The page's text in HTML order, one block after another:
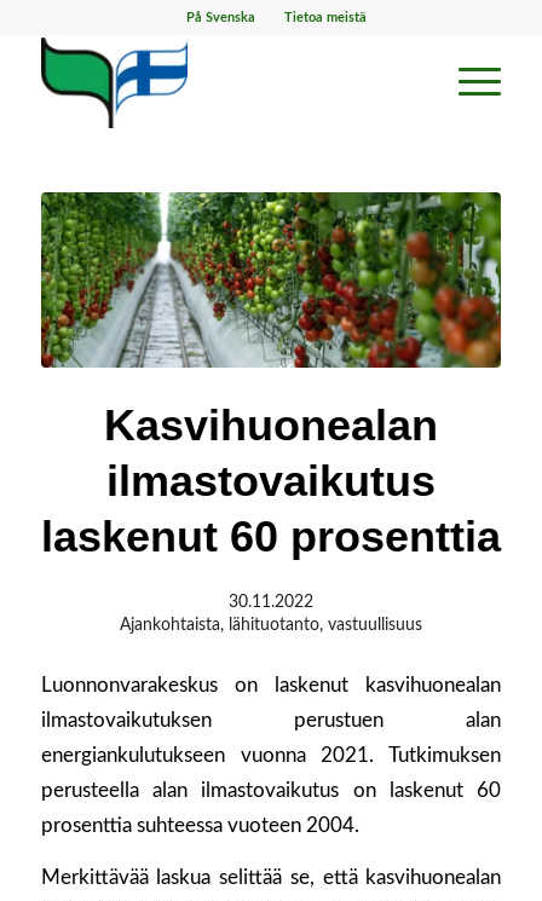
På Svenska Tietoa meistä
Kasvihuonealan
ilmastovaikutus
laskenut 60 prosenttia
30.11.2022
Ajankohtaista, lähituotanto, vastuullisuus
Luonnonvarakeskus on laskenut kasvihuonealan
ilmastovaikutuksen perustuen alan
energiankulutukseen vuonna 2021. Tutkimuksen
perusteella alan ilmastovaikutus on laskenut 60
prosenttia suhteessa vuoteen 2004.
Merkittävää laskua selittää se, että kasvihuonealan